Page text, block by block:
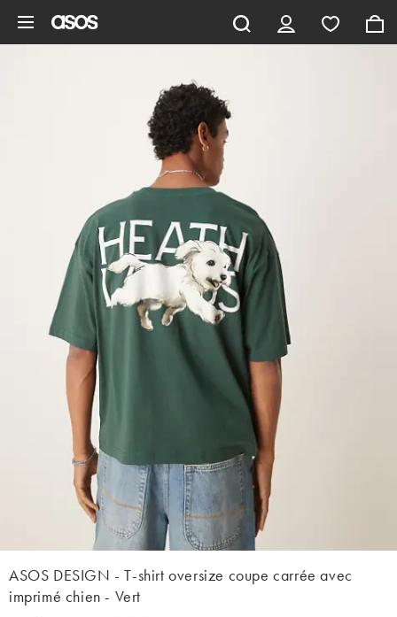
ASOS DESIGN - T-shirt oversize coupe carrée avec
imprimé chien - Vert